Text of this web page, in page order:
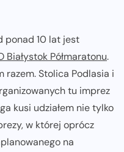
ponad 10 lat jest
Białystok Półmaratonu.
razem. Stolica Podlasia i
tu imprez
kusi udziałem nie tylko
w której oprócz
na